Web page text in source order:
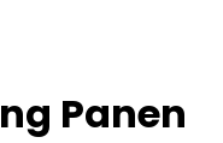
Panen